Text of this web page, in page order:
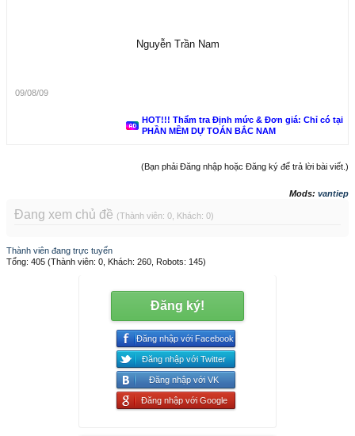
Nguyễn Trần Nam
09/08/09
HOT!!! Thẩm tra Định mức & Đơn giá: Chỉ có tại
PHẦN MỀM DỰ TOÁN BẮC NAM
(Bạn phải Đăng nhập hoặc Đăng ký để trả lời bài viết.)
Mods: vantiep
Đang xem chủ đề (Thành viên: 0, Khách: 0)
Thành viên đang trực tuyến
Tổng: 405 (Thành viên: 0, Khách: 260, Robots: 145)
Đăng ký!
Đăng nhập với Facebook
Đăng nhập với Twitter
Đăng nhập với VK
Đăng nhập với Google